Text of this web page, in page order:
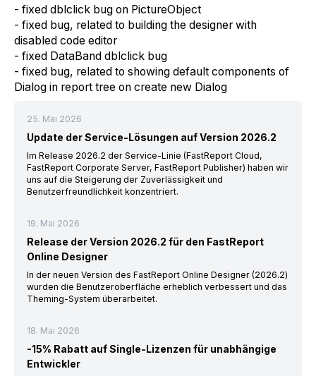
- fixed dblclick bug on PictureObject
- fixed bug, related to building the designer with
disabled code editor
- fixed DataBand dblclick bug
- fixed bug, related to showing default components of
Dialog in report tree on create new Dialog
25. Mai 2026
Update der Service-Lösungen auf Version 2026.2
Im Release 2026.2 der Service-Linie (FastReport Cloud,
FastReport Corporate Server, FastReport Publisher) haben wir
uns auf die Steigerung der Zuverlässigkeit und
Benutzerfreundlichkeit konzentriert.
19. Mai 2026
Release der Version 2026.2 für den FastReport
Online Designer
In der neuen Version des FastReport Online Designer (2026.2)
wurden die Benutzeroberfläche erheblich verbessert und das
Theming-System überarbeitet.
18. Mai 2026
-15% Rabatt auf Single-Lizenzen für unabhängige
Entwickler